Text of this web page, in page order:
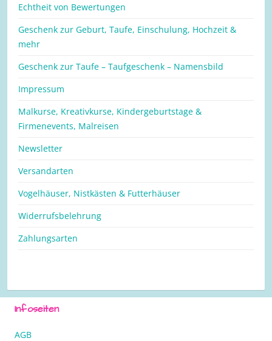
Echtheit von Bewertungen
Geschenk zur Geburt, Taufe, Einschulung, Hochzeit &
mehr
Geschenk zur Taufe – Taufgeschenk – Namensbild
Impressum
Malkurse, Kreativkurse, Kindergeburtstage &
Firmenevents, Malreisen
Newsletter
Versandarten
Vogelhäuser, Nistkästen & Futterhäuser
Widerrufsbelehrung
Zahlungsarten
Infoseiten
AGB